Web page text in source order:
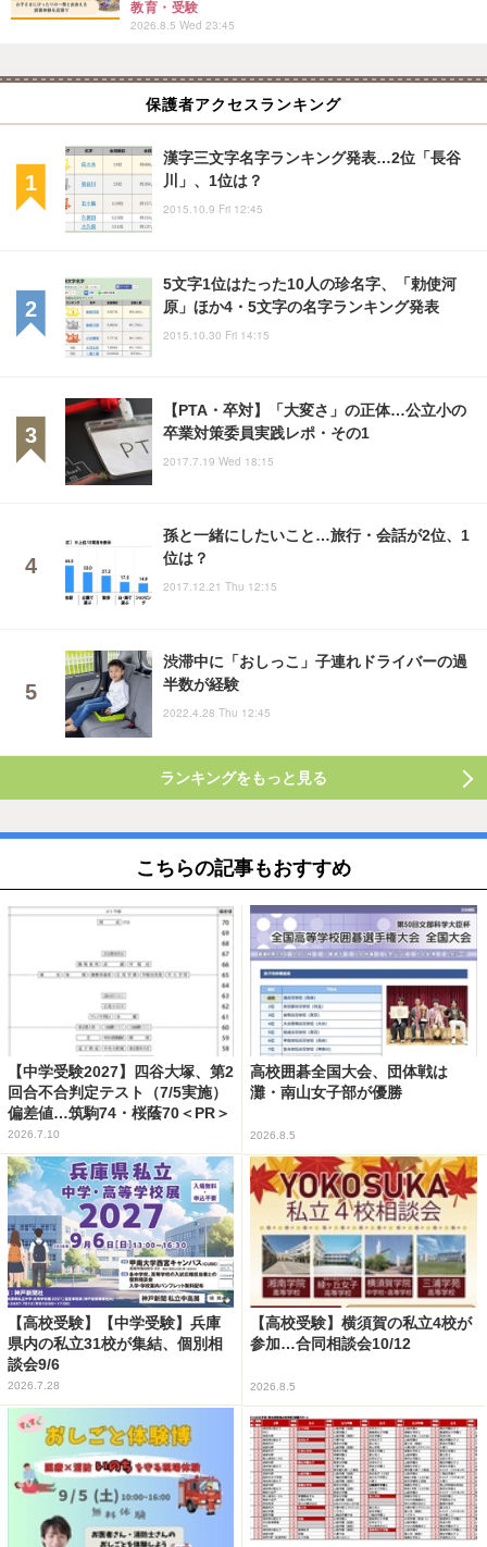
教育・受験
2026.8.5 Wed 23:45
保護者アクセスランキング
漢字三文字名字ランキング発表…2位「長谷
川」、1位は？
2015.10.9 Fri 12:45
5文字1位はたった10人の珍名字、「勅使河
原」ほか4・5文字の名字ランキング発表
2015.10.30 Fri 14:15
【PTA・卒対】「大変さ」の正体…公立小の
卒業対策委員実践レポ・その1
2017.7.19 Wed 18:15
孫と一緒にしたいこと…旅行・会話が2位、1
位は？
2017.12.21 Thu 12:15
渋滞中に「おしっこ」子連れドライバーの過
半数が経験
2022.4.28 Thu 12:45
ランキングをもっと見る
こちらの記事もおすすめ
【中学受験2027】四谷大塚、第2
回合不合判定テスト（7/5実施）
偏差値…筑駒74・桜蔭70＜PR＞
2026.7.10
高校囲碁全国大会、団体戦は
灘・南山女子部が優勝
2026.8.5
【高校受験】【中学受験】兵庫
県内の私立31校が集結、個別相
談会9/6
2026.7.28
【高校受験】横須賀の私立4校が
参加…合同相談会10/12
2026.8.5